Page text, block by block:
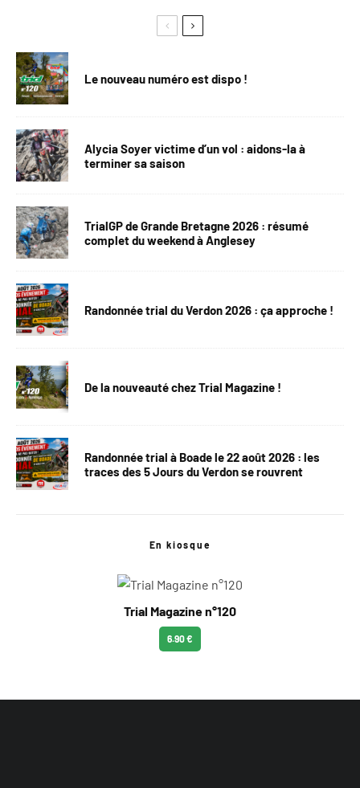
Le nouveau numéro est dispo !
Alycia Soyer victime d’un vol : aidons-la à
terminer sa saison
TrialGP de Grande Bretagne 2026 : résumé
complet du weekend à Anglesey
Randonnée trial du Verdon 2026 : ça approche !
De la nouveauté chez Trial Magazine !
Randonnée trial à Boade le 22 août 2026 : les
traces des 5 Jours du Verdon se rouvrent
En kiosque
Trial Magazine n°120
6.90 €